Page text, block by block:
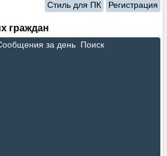
Стиль для ПК Регистрация
граждан
за день Поиск